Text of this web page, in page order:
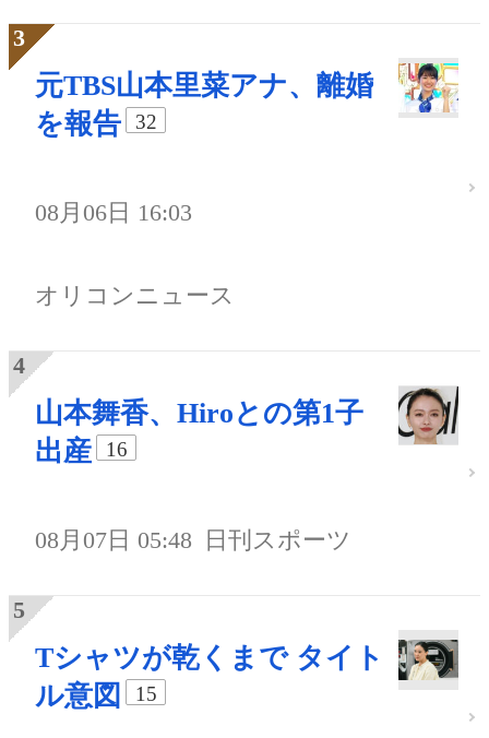
元TBS山本里菜アナ、離婚
を報告
32
08月06日 16:03
オリコンニュース
山本舞香、Hiroとの第1子
出産
16
08月07日 05:48 日刊スポーツ
Tシャツが乾くまで タイト
ル意図
15